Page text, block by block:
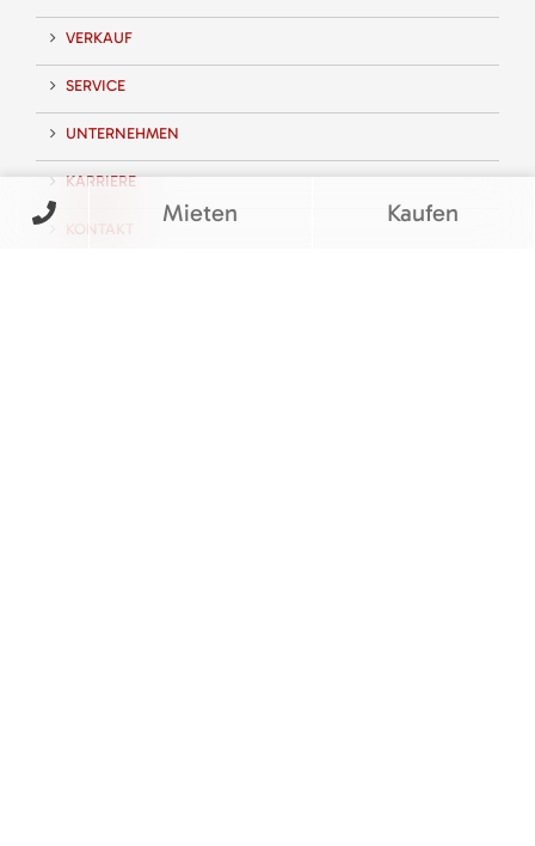
VERKAUF
SERVICE
UNTERNEHMEN
KARRIERE
KONTAKT
Mieten Kaufen